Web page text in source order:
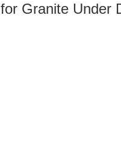
for Granite Under